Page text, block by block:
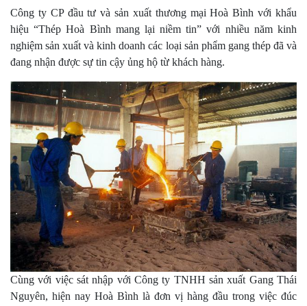
Công ty CP đầu tư và sản xuất thương mại Hoà Bình với khẩu
hiệu “Thép Hoà Bình mang lại niềm tin” với nhiều năm kinh
nghiệm sản xuất và kinh doanh các loại sản phẩm gang thép đã và
đang nhận được sự tin cậy ủng hộ từ khách hàng.
Cùng với việc sát nhập với Công ty TNHH sản xuất Gang Thái
Nguyên, hiện nay Hoà Bình là đơn vị hàng đầu trong việc đúc